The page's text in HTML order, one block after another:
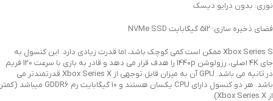
نوری: بدون درایو دیسک
فضای ذخیره سازی: 512 گیگابایت NVMe SSD
Xbox Series S ممکن است کمی کوچک باشد، اما قدرت زیادی دارد. این کنسول به
جای 4K اصلی، رزولوشن 1440p را هدف قرار می دهد و قادر به بازی با سرعت 120 فریم
در ثانیه می باشد. GPU آن به میزان قابل توجهی از Xbox Series X قدرتمندتر می
باشد. هر دو کنسول دارای CPU یکسان هستند و 10 گیگابایت رم GDDR6 میباشد (کمتر
از Xbox Series X).